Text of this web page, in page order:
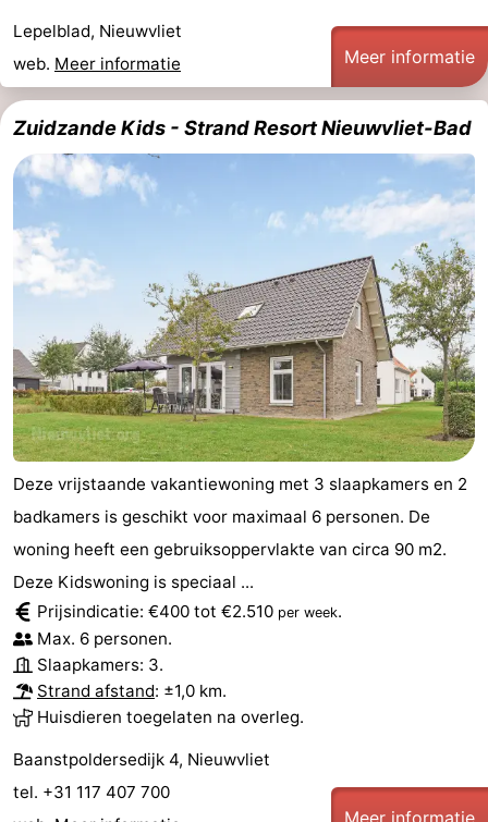
Lepelblad, Nieuwvliet
web. Meer informatie Meer informatie
Zuidzande Kids - Strand Resort Nieuwvliet-Bad
Deze vrijstaande vakantiewoning met 3 slaapkamers en 2
badkamers is geschikt voor maximaal 6 personen. De
woning heeft een gebruiksoppervlakte van circa 90 m2.
Deze Kidswoning is speciaal ...
Prijsindicatie: €400 tot €2.510 per week.
Max. 6 personen.
Slaapkamers: 3.
Strand afstand: ±1,0 km.
Huisdieren toegelaten na overleg.
Baanstpoldersedijk 4, Nieuwvliet
tel. +31 117 407 700
Meer informatie